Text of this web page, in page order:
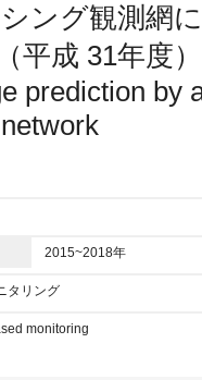
ング観測網
成 31年度）
prediction by
2015~2018年
タリング
monitoring